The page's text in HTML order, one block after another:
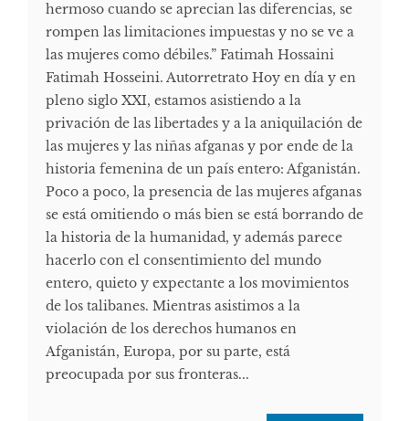
hermoso cuando se aprecian las diferencias, se
rompen las limitaciones impuestas y no se ve a
las mujeres como débiles.” Fatimah Hossaini
Fatimah Hosseini. Autorretrato Hoy en día y en
pleno siglo XXI, estamos asistiendo a la
privación de las libertades y a la aniquilación de
las mujeres y las niñas afganas y por ende de la
historia femenina de un país entero: Afganistán.
Poco a poco, la presencia de las mujeres afganas
se está omitiendo o más bien se está borrando de
la historia de la humanidad, y además parece
hacerlo con el consentimiento del mundo
entero, quieto y expectante a los movimientos
de los talibanes. Mientras asistimos a la
violación de los derechos humanos en
Afganistán, Europa, por su parte, está
preocupada por sus fronteras...